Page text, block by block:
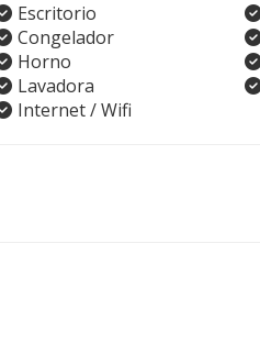
Escritorio
Congelador
Horno
Lavadora
Internet / Wifi